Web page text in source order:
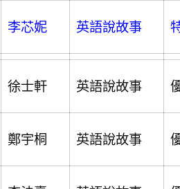
李芯妮 英語說故事
徐士軒 英語說故事
鄭宇桐 英語說故事